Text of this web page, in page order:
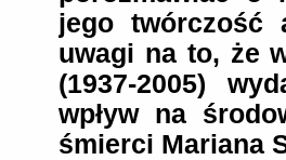
jego twórczość
uwagi na to, że
(1937-2005)
wpływ na
śmierci Mariana